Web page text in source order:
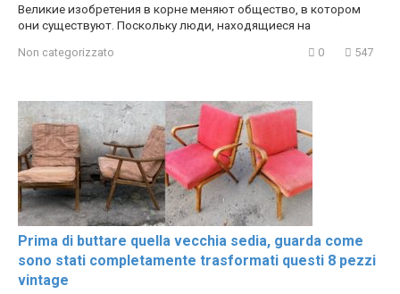
Великие изобретения в корне меняют общество, в котором
они существуют. Поскольку люди, находящиеся на
Non categorizzato 0 547
Prima di buttare quella vecchia sedia, guarda come
sono stati completamente trasformati questi 8 pezzi
vintage